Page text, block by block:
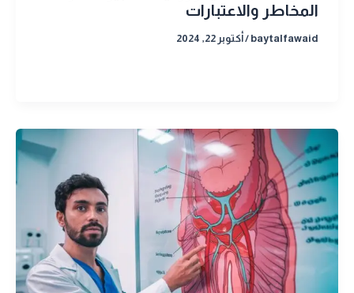
المخاطر والاعتبارات
baytalfawaid
/أكتوبر 22, 2024